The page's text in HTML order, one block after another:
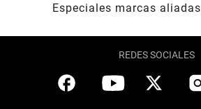
Especiales marcas aliadas
REDES SOCIALES